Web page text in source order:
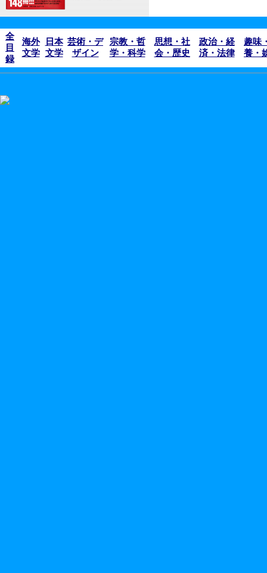
全
目
録
海外
文学
日本
文学
芸術・デ
ザイン
宗教・哲
学・科学
思想・社
会・歴史
政治・経
済・法律
趣味
養・